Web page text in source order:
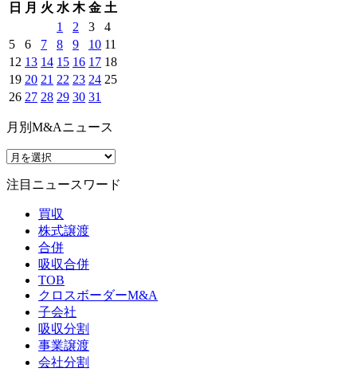
日 月 火 水 木 金 土
1
2 3
4
5
6 7 8 9 10 11
12 13 14 15 16 17 18
19 20 21 22 23 24 25
26 27 28 29 30 31
月別M&Aニュース
注目ニュースワード
買収
株式譲渡
合併
吸収合併
TOB
クロスボーダーM&A
子会社
吸収分割
事業譲渡
会社分割